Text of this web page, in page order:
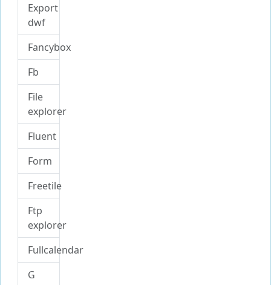
Export
dwf
Fancybox
Fb
File
explorer
Fluent
Form
Freetile
Ftp
explorer
Fullcalendar
G